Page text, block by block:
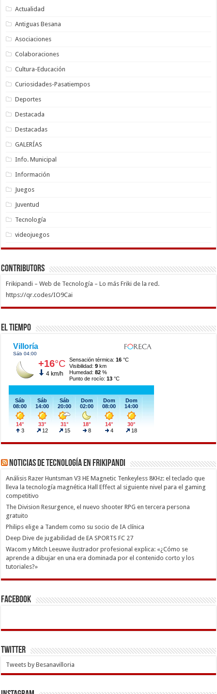
Actualidad
Antiguas Besana
Asociaciones
Colaboraciones
Cultura-Educación
Curiosidades-Pasatiempos
Deportes
Destacada
Destacadas
GALERÍAS
Info. Municipal
Información
Juegos
Juventud
Tecnología
videojuegos
Contributors
Frikipandi – Web de Tecnología – Lo más Friki de la red.
https://qr.codes/IO9Cai
El Tiempo
Noticias de Tecnología en Frikipandi
Análisis Razer Huntsman V3 HE Magnetic Tenkeyless 8KHz: el teclado que
lleva la tecnología magnética Hall Effect al siguiente nivel para el gaming
competitivo
The Division Resurgence, el nuevo shooter RPG en tercera persona
gratuito
Philips elige a Tandem como su socio de IA clínica
Deep Dive de jugabilidad de EA SPORTS FC 27
Wacom y Mitch Leeuwe ilustrador profesional explica: «¿Cómo se
aprende a dibujar en una era dominada por el contenido corto y los
tutoriales?»
Facebook
Twitter
Tweets by Besanavilloria